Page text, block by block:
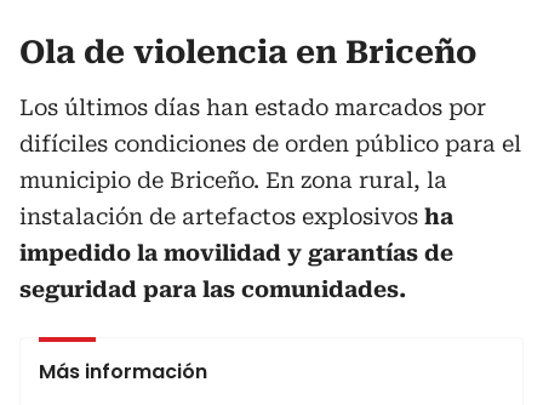
Ola de violencia en Briceño
Los últimos días han estado marcados por
difíciles condiciones de orden público para el
municipio de Briceño. En zona rural, la
instalación de artefactos explosivos ha
impedido la movilidad y garantías de
seguridad para las comunidades.
Más información